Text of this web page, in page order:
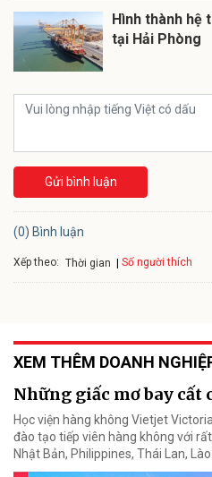
Hình thành hệ
tại Hải Phòng
Gửi bình luận
(0) Bình luận
Xếp theo: Thời gian Số người thích
XEM THÊM DOANH
Những giấc mơ bay cất
Học viện hàng không Vietjet
đào tạo tiếp viên hàng không với
Nhật Bản, Philippines, Thái Lan,